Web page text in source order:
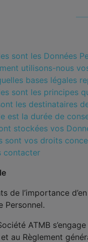
sont les Données
utilisons-nous
bases légales
sont les principes
les destinataires
est la durée de
stockées vos
sont vos droits
contacter
de l’importance
Personnel.
ATMB
au Règlement